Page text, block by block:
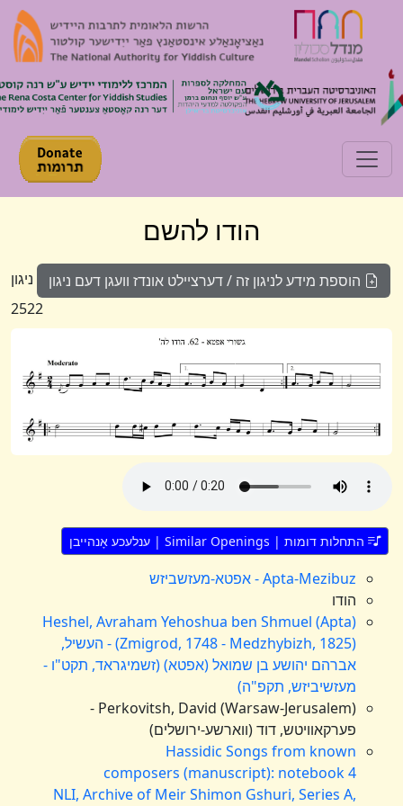
Toggle navigation
הודו להשם
הוספת מידע לניגון זה / דערציילט אונדז וועגן דעם ניגון ניגון
2522
התחלות דומות | Similar Openings | ענלעכע אָנהייבן
Apta-Mezibuz - אפטא-מעזשביזש
הודו
Heshel, Avraham Yehoshua ben Shmuel (Apta)
(Zmigrod, 1748 - Medzhybizh, 1825) - העשיל,
אברהם יהושע בן שמואל (אפטא) (זשמיגראד, תקט"ו -
מעזשיביזש, תקפ"ה)
Perkovitsh, David (Warsaw-Jerusalem) -
פערקאוויטש, דוד (ווארשע-ירושלים)
Hassidic Songs from known
composers (manuscript): notebook 4
NLI, Archive of Meir Shimon Gshuri, Series A,